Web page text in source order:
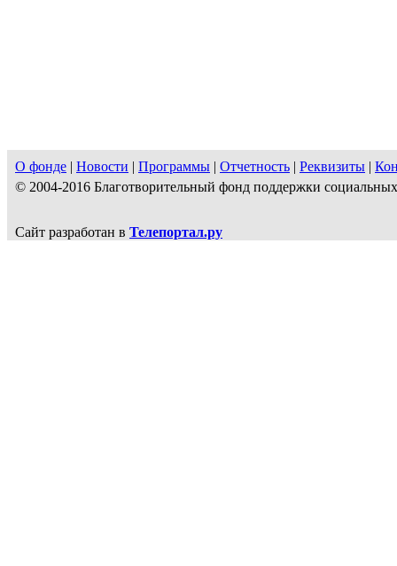
О фонде | Новости | Программы | Отчетность | Реквизиты |
© 2004-2016 Благотворительный фонд поддержки
Сайт разработан в Телепортал.ру